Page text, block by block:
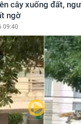
cây xuống đất,
ngờ
09:40